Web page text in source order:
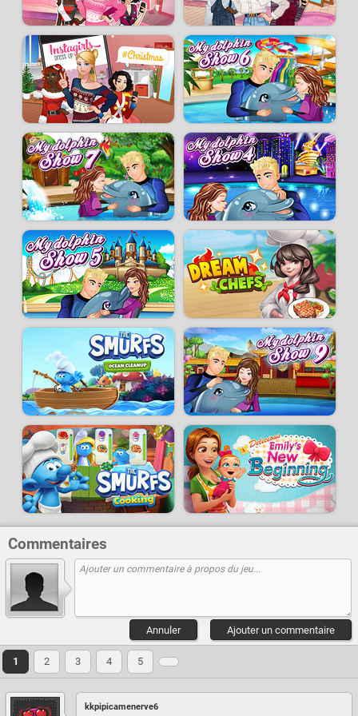
Commentaires
Ajouter un commentaire
Annuler
1 2 3 4 5
kkpipicamenerve6